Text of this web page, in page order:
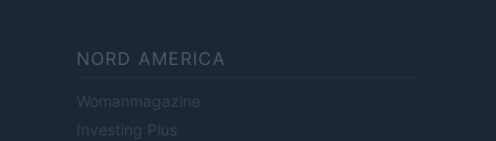
NORD AMERICA
Womanmagazine
Investing Plus